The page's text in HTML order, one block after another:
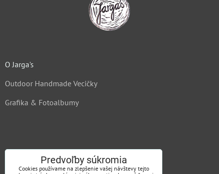
O Jarga's
Outdoor Handmade Vecičky
Grafika & Fotoalbumy
Predvoľby súkromia
Cookies používame na zlepšenie vašej návštevy tejto